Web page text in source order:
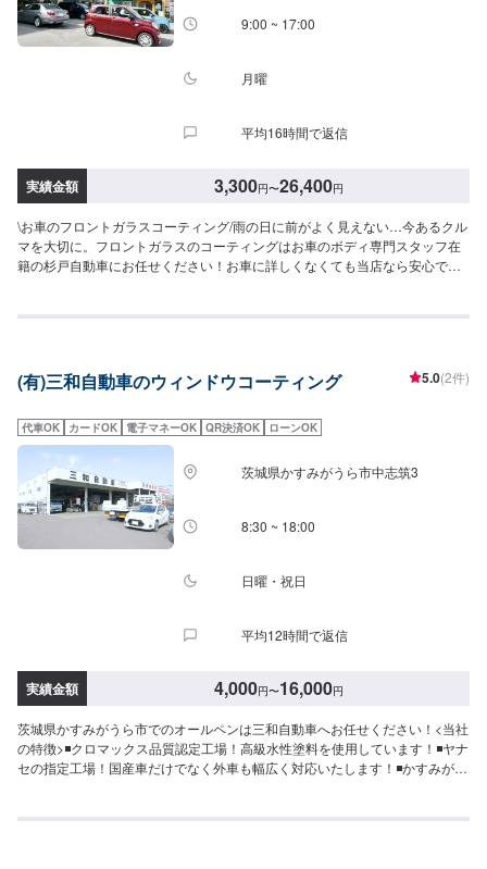
9:00 ~ 17:00
月曜
平均16時間で返信
実績金額 3,300円〜26,400円
\お車のフロントガラスコーティング/雨の日に前がよく見えない…今あるクル
マを大切に。フロントガラスのコーティングはお車のボディ専門スタッフ在
籍の杉戸自動車にお任せください！お車に詳しくなくても当店なら安心で
目安>【撥水コーティング】前面ガラスのみ：3,300円〜前面+運転席+助手
BMW3･VWゴルフなど：12,100円〜●ベンツE･BMW5/6･VWパサートなど：
VWトゥアレグなど：15,400円〜他店購入車の対応も、輸入車の対応も、ク
ルマの購入もいろいろ、説明力も対応力も！1969年に創業して以来、50年以
上この地でお店を営業させていただいております。チェーン店への加盟、地
元の皆様の支えでここまで1歩ずつ成長をさせて頂きました。これからもお客
様に笑顔を届けられるよう、新しいお店のオープンも進んでおります。
(有)三和自動車のウィンドウコーティング 5.0(2件)
代車OK カードOK 電子マネーOK QR決済OK ローンOK
茨城県かすみがうら市中志筑3
8:30 ~ 18:00
日曜・祝日
平均12時間で返信
実績金額 4,000円〜16,000円
茨城県かすみがうら市でのオールペンは三和自動車へお任せください！<当社
の特徴>◾クロマックス品質認定工場！高級水性塗料を使用しています！◾ヤナ
セの指定工場！国産車だけでなく外車も幅広く対応いたします！◾かすみがう
あまり取れない…などのご相談もお気軽にどうぞ！【1】オファーにてお問い